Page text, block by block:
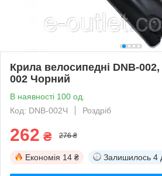
Крила велосипедні DNB-
002 Чорний
В наявності 100 од.
Код: DNB-002Ч
Роздріб
262 ₴ 276 ₴
Економія 14 ₴ Залишилось 4